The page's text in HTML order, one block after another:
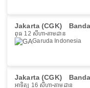
Jakarta (CGK)
ពុធ 12 សីហា តាមដាន
Garuda Indonesia
Jakarta (CGK)
អាទិត្យ 16 សីហា តាមដាន